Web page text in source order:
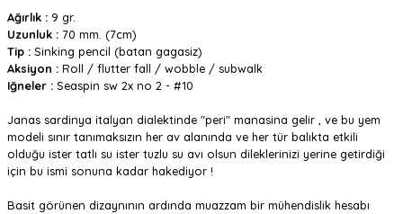
Ağırlık : 9 gr.
Uzunluk : 70 mm. (7cm)
Tip : Sinking pencil (batan gagasiz)
Aksiyon : Roll / flutter fall / wobble / subwalk
Iğneler : Seaspin sw 2x no 2 - #10
Janas sardinya italyan dialektinde "peri" manasina gelir , ve bu yem
modeli sınır tanımaksızın her av alanında ve her tür balıkta etkili
olduğu ister tatlı su ister tuzlu su avı olsun dileklerinizi yerine getirdiği
için bu ismi sonuna kadar hakediyor !
Basit görünen dizaynının ardında muazzam bir mühendislik hesabı